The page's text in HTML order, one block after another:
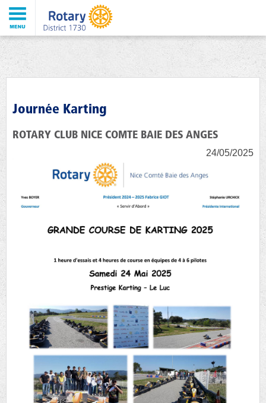
Journée Karting
ROTARY CLUB NICE COMTE BAIE DES ANGES
24/05/2025